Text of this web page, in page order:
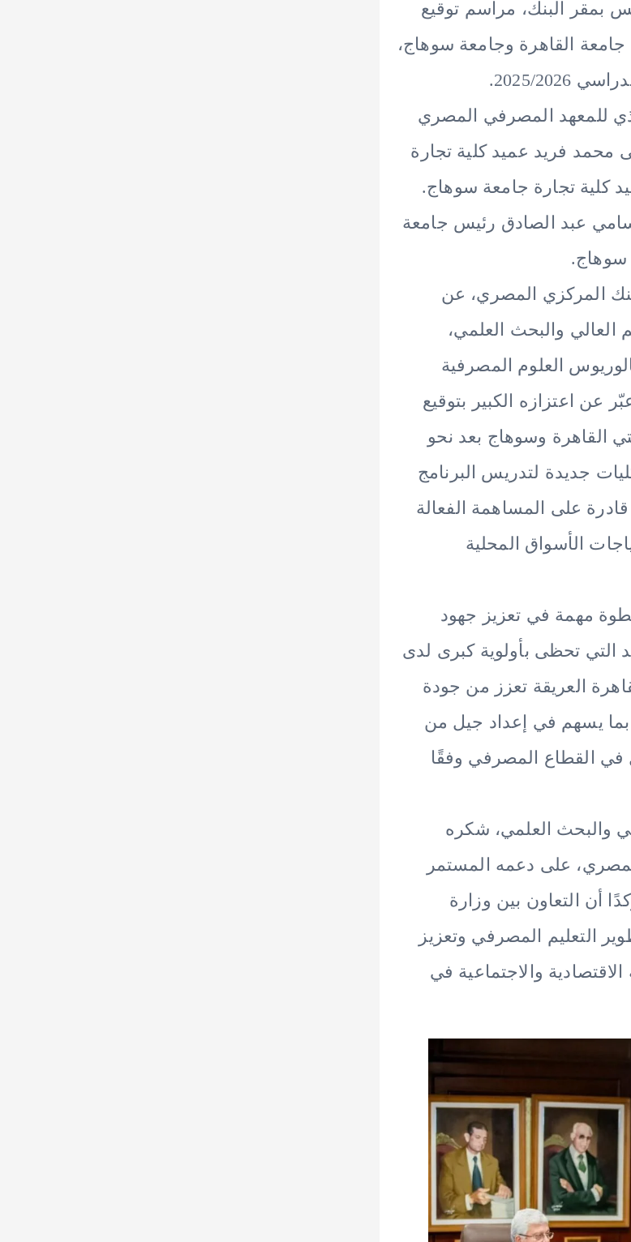
بمقر البنك، مراسم توقيع
القاهرة وجامعة سوهاج،
2026.
للمعهد المصرفي المصري
محمد فريد عميد كلية تجارة
كلية تجارة جامعة سوهاج.
عبد الصادق رئيس جامعة
سوهاج.
المركزي المصري، عن
والبحث العلمي،
العلوم المصرفية
عن اعتزازه الكبير بتوقيع
القاهرة وسوهاج بعد نحو
جديدة لتدريس البرنامج
على المساهمة الفعالة
الأسواق المحلية
مهمة في تعزيز جهود
تحظى بأولوية كبرى لدى
العريقة تعزز من جودة
بما يسهم في إعداد جيل من
في القطاع المصرفي وفقًا
والبحث العلمي، شكره
على دعمه المستمر
أن التعاون بين وزارة
التعليم المصرفي وتعزيز
والاجتماعية في